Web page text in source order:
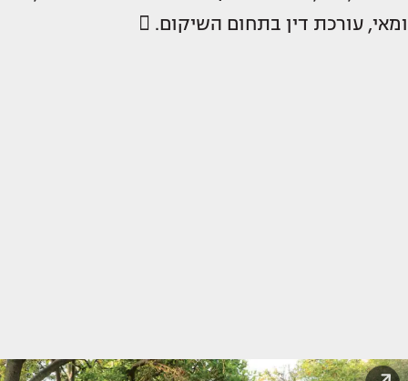
ומאי, עורכת דין בתחום השיקום. 